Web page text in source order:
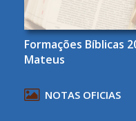
Formações Bíblicas
Mateus
NOTAS OFICIAS